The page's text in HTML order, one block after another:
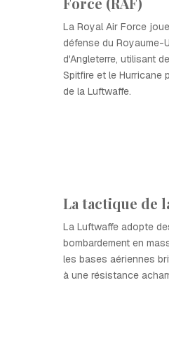
La Royal Air Force
défense du Royaume-
d'Angleterre, utilisant
Spitfire et le Hurricane
de la Luftwaffe.
La tactique de
La Luftwaffe adopte
bombardement en
les bases aériennes
à une résistance